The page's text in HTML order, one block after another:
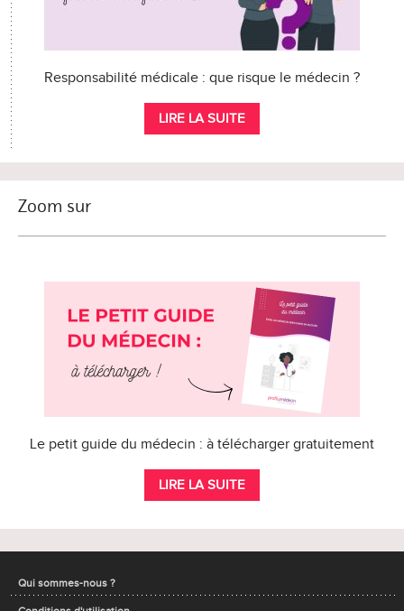
Responsabilité médicale : que risque le médecin ?
LIRE LA SUITE
Zoom sur
Le petit guide du médecin : à télécharger gratuitement
LIRE LA SUITE
Qui sommes-nous ?